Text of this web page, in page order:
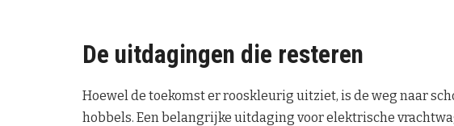
De uitdagingen die resteren
Hoewel de toekomst er rooskleurig uitziet, is de weg naar
hobbels. Een belangrijke uitdaging voor elektrische